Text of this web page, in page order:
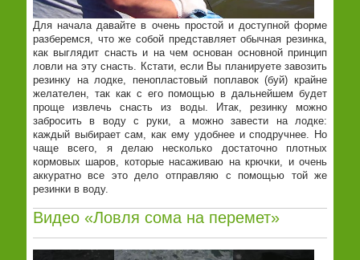
Для начала давайте в очень простой и доступной форме
разберемся, что же собой представляет обычная резинка,
как выглядит снасть и на чем основан основной принцип
ловли на эту снасть. Кстати, если Вы планируете завозить
резинку на лодке, пенопластовый поплавок (буй) крайне
желателен, так как с его помощью в дальнейшем будет
проще извлечь снасть из воды. Итак, резинку можно
забросить в воду с руки, а можно завести на лодке:
каждый выбирает сам, как ему удобнее и сподручнее. Но
чаще всего, я делаю несколько достаточно плотных
кормовых шаров, которые насаживаю на крючки, и очень
аккуратно все это дело отправляю с помощью той же
резинки в воду.
Видео «Ловля сома на перемет»